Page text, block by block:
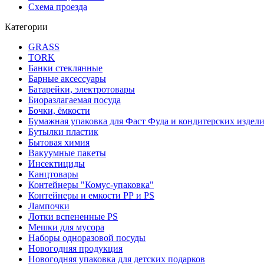
Схема проезда
Категории
GRASS
TORK
Банки стеклянные
Барные аксессуары
Батарейки, электротовары
Биоразлагаемая посуда
Бочки, ёмкости
Бумажная упаковка для Фаст Фуда и кондитерских
Бутылки пластик
Бытовая химия
Вакуумные пакеты
Инсектициды
Канцтовары
Контейнеры "Комус-упаковка"
Контейнеры и емкости РР и PS
Лампочки
Лотки вспененные PS
Мешки для мусора
Наборы одноразовой посуды
Новогодняя продукция
Новогодняя упаковка для детских подарков